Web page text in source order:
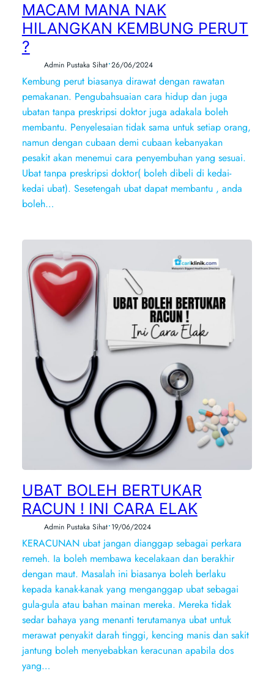
MACAM MANA NAK
HILANGKAN KEMBUNG PERUT
?
Admin Pustaka Sihat•26/06/2024
Kembung perut biasanya dirawat dengan rawatan
pemakanan. Pengubahsuaian cara hidup dan juga
ubatan tanpa preskripsi doktor juga adakala boleh
membantu. Penyelesaian tidak sama untuk setiap orang,
namun dengan cubaan demi cubaan kebanyakan
pesakit akan menemui cara penyembuhan yang sesuai.
Ubat tanpa preskripsi doktor( boleh dibeli di kedai-
kedai ubat). Sesetengah ubat dapat membantu , anda
boleh…
UBAT BOLEH BERTUKAR
RACUN ! INI CARA ELAK
Admin Pustaka Sihat•19/06/2024
KERACUNAN ubat jangan dianggap sebagai perkara
remeh. Ia boleh membawa kecelakaan dan berakhir
dengan maut. Masalah ini biasanya boleh berlaku
kepada kanak-kanak yang menganggap ubat sebagai
gula-gula atau bahan mainan mereka. Mereka tidak
sedar bahaya yang menanti terutamanya ubat untuk
merawat penyakit darah tinggi, kencing manis dan sakit
jantung boleh menyebabkan keracunan apabila dos
yang…